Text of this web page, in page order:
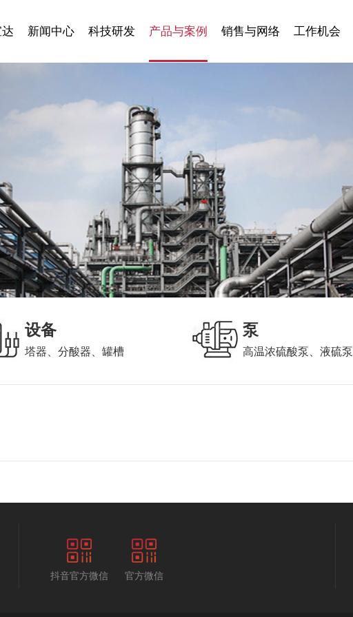
新闻中心 科技研发 产品与案例 销售与网络 工作机会
设备
塔器、分酸器、罐槽
泵
高温浓硫酸泵、液硫泵
抖音官方微信 官方微信